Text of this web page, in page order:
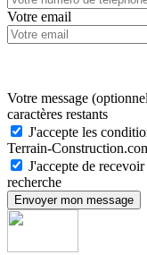
Votre email
Votre message
caractères restants
J'accepte les
Terrain-
J'accepte de
recherche
Envoyer mon message